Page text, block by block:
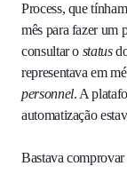
Process, que
mês para fazer um
consultar o status
representava em
personnel. A
automatização
Bastava comprovar